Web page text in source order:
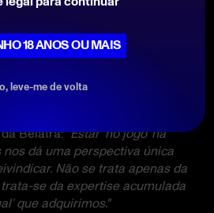
a ambos os grupos
completo para nossos
de ação e materiais de
Belatra:"Estar ‘no jogo’ há
dá uma perspectiva única
Não se trata apenas da
se da expertise acumulada
que adquirimos."
18 ANOS OU MAIS
leve-me de volta